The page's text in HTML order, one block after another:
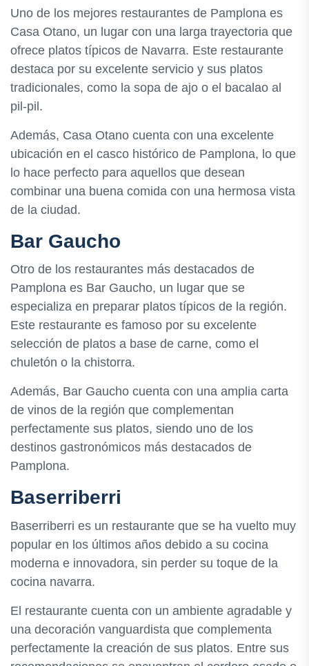
Uno de los mejores restaurantes de Pamplona es
Casa Otano, un lugar con una larga trayectoria que
ofrece platos típicos de Navarra. Este restaurante
destaca por su excelente servicio y sus platos
tradicionales, como la sopa de ajo o el bacalao al
pil-pil.
Además, Casa Otano cuenta con una excelente
ubicación en el casco histórico de Pamplona, lo que
lo hace perfecto para aquellos que desean
combinar una buena comida con una hermosa vista
de la ciudad.
Bar Gaucho
Otro de los restaurantes más destacados de
Pamplona es Bar Gaucho, un lugar que se
especializa en preparar platos típicos de la región.
Este restaurante es famoso por su excelente
selección de platos a base de carne, como el
chuletón o la chistorra.
Además, Bar Gaucho cuenta con una amplia carta
de vinos de la región que complementan
perfectamente sus platos, siendo uno de los
destinos gastronómicos más destacados de
Pamplona.
Baserriberri
Baserriberri es un restaurante que se ha vuelto muy
popular en los últimos años debido a su cocina
moderna e innovadora, sin perder su toque de la
cocina navarra.
El restaurante cuenta con un ambiente agradable y
una decoración vanguardista que complementa
perfectamente la creación de sus platos. Entre sus